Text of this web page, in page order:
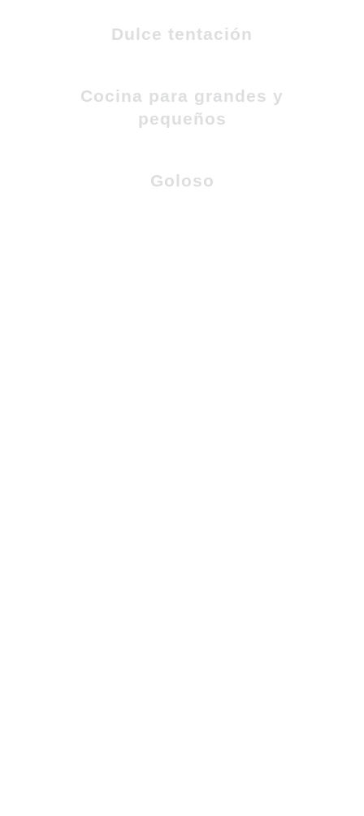
Dulce tentación
Cocina para grandes y
pequeños
Goloso